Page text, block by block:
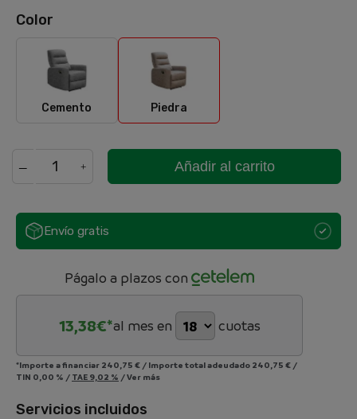
Color
Cemento
Cemento
Piedra
Piedra
Añadir al carrito
Envío gratis
Págalo a plazos con
13,38€*al mes en cuotas
*Importe a financiar 240,75 € / Importe total adeudado 240,75 € /
TIN 0,00 % / TAE 9,02 % /Ver más
Servicios incluidos